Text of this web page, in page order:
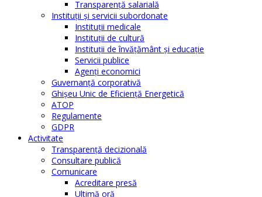
Transparență salarială
Instituţii şi servicii subordonate
Instituţii medicale
Instituţii de cultură
Instituţii de învăţământ şi educaţie
Servicii publice
Agenţi economici
Guvernanță corporativă
Ghişeu Unic de Eficienţă Energetică
ATOP
Regulamente
GDPR
Activitate
Transparenţă decizională
Consultare publică
Comunicare
Acreditare presă
Ultimă oră